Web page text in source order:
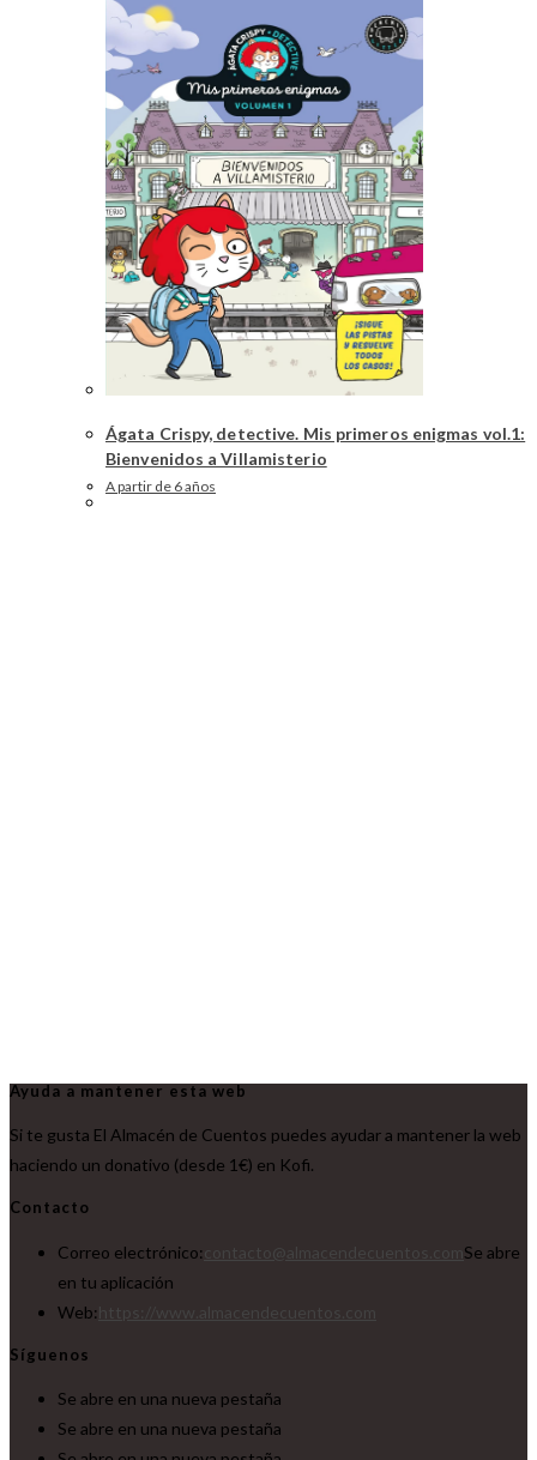
Ágata Crispy, detective. Mis primeros enigmas vol.1:
Bienvenidos a Villamisterio
A partir de 6 años
Ayuda a mantener esta web
Si te gusta El Almacén de Cuentos puedes ayudar a mantener la web
haciendo un donativo (desde 1€) en Kofi.
Contacto
Correo electrónico:
Se abre
en tu aplicación
Web:
Síguenos
Se abre en una nueva pestaña
Se abre en una nueva pestaña